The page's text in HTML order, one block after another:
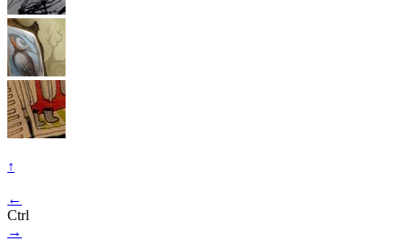
↑
←
Ctrl
→